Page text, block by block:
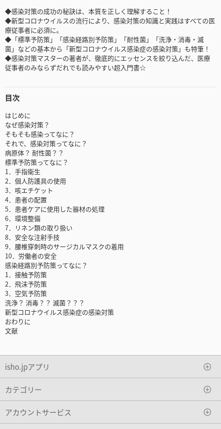
◆感染対策の成功の秘訣は、本質を正しく理解すること！
◆新型コロナウイルスの流行により、感染対策の知識と実践はすべての医
療従事者に必須に。
◆「標準予防策」「感染経路別予防策」「耐性菌」「洗浄・消毒・滅
菌」などの基本から「新型コロナウイルス感染症の感染対策」も特筆！
◆感染対策マスターの著者が、徹底的にエッセンスを絞り込んだ、医療
従事者のみならずだれでも読みやすい超入門書☆
目次
はじめに
なぜ感染対策？
そもそも感染ってなに？
それで、感染対策ってなに？
病原体？ 耐性菌？？
標準予防策ってなに？
1．手指衛生
2．個人防護具の使用
3．咳エチケット
4．患者の配置
5．患者ケアに使用した器材の処理
6．環境整備
7．リネン類の取り扱い
8．安全な注射手技
9．腰椎穿刺時のサージカルマスクの着用
10．労働者の安全
感染経路別予防策ってなに？
1．接触予防策
2．飛沫予防策
3．空気予防策
洗浄？ 消毒？？ 滅菌？？？
新型コロナウイルス感染症の感染対策
おわりに
文献
isho.jpアプリ
カテゴリー
アカウントサービス